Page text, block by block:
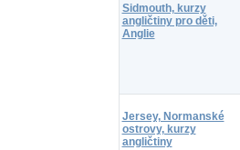
Sidmouth, kurzy
angličtiny pro děti,
Anglie
Jersey, Normanské
ostrovy, kurzy
angličtiny